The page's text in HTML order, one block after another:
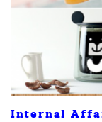
Internal